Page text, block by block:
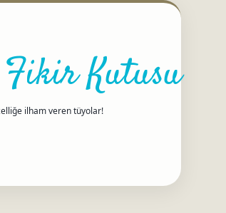
Kutusu
ilham veren tüyolar!